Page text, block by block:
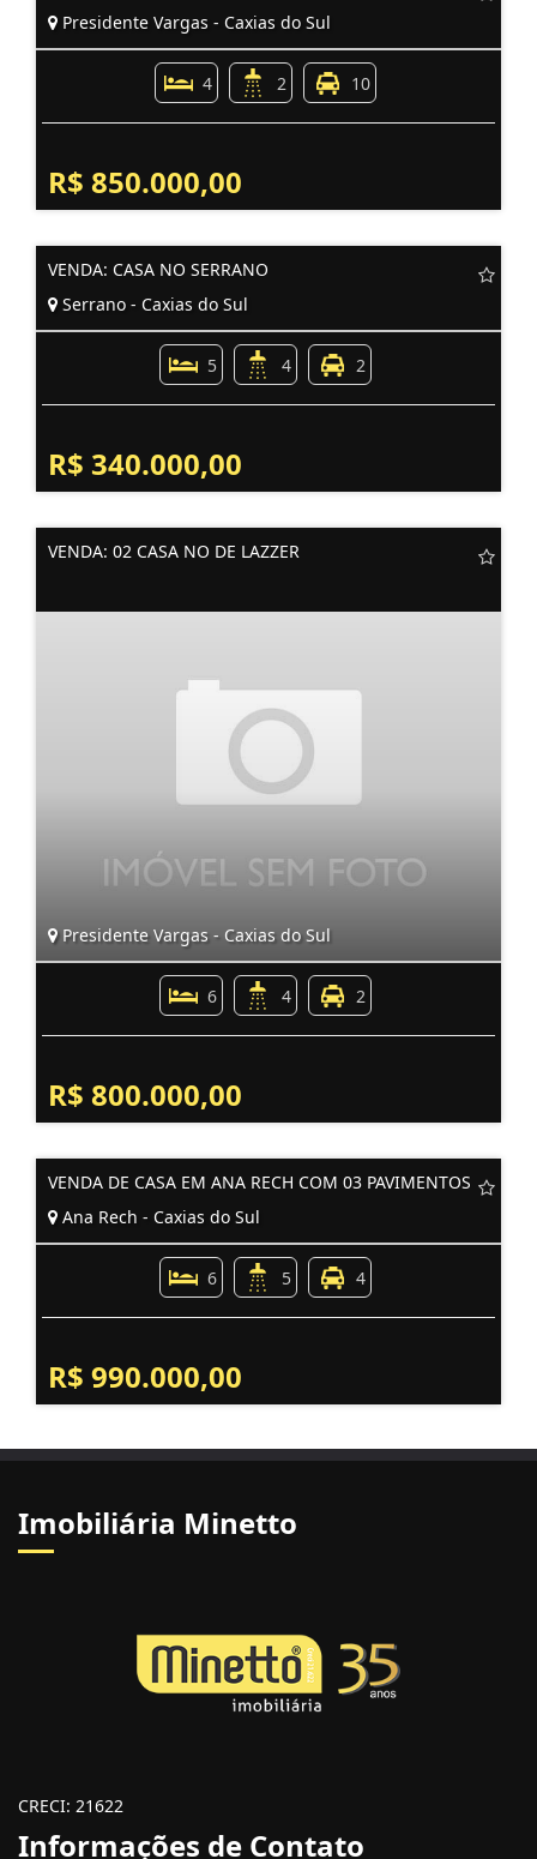
Presidente Vargas - Caxias do Sul
4 2 10
R$ 850.000,00
VENDA: CASA NO SERRANO
Serrano - Caxias do Sul
5 4 2
R$ 340.000,00
VENDA: 02 CASA NO DE LAZZER
Presidente Vargas - Caxias do Sul
6 4 2
R$ 800.000,00
VENDA DE CASA EM ANA RECH COM 03 PAVIMENTOS
Ana Rech - Caxias do Sul
6 5 4
R$ 990.000,00
Imobiliária Minetto
CRECI: 21622
Informações de Contato